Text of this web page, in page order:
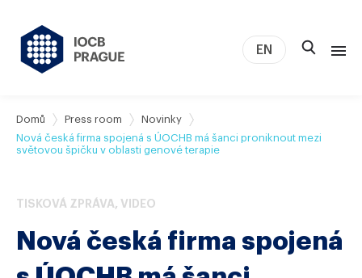
O nás
Výzkum
Studium a kariéra
Tech transfer
Kontakt
EN
Domů Press room
Novinky
Nová česká firma spojená s ÚOCHB má šanci proniknout mezi
světovou špičku v oblasti genové terapie
TISKOVÁ ZPRÁVA, VIDEO
Nová česká firma spojená